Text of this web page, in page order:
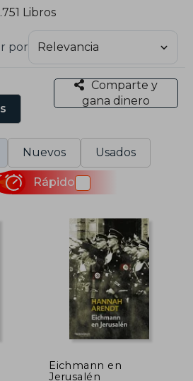
Libros
por
Comparte y
gana dinero
Nuevos Usados
Rápido
Eichmann en
Jerusalén